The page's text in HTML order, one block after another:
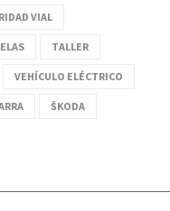
VIAL
TALLER
VEHÍCULO ELÉCTRICO
ŠKODA